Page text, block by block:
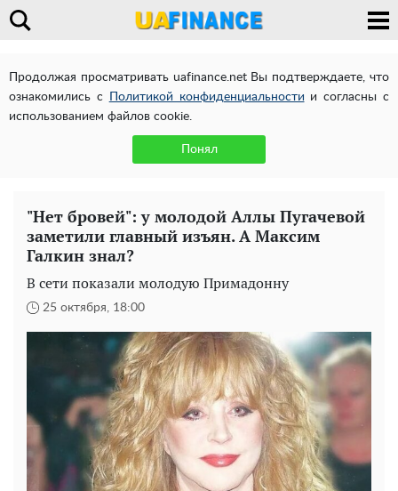
Продолжая просматривать uafinance.net Вы подтверждаете, что
ознакомились с
Политикой конфиденциальности и согласны с
использованием файлов cookie.
Понял
"Нет бровей": у молодой Аллы Пугачевой
заметили главный изъян. А Максим
Галкин знал?
В сети показали молодую Примадонну
25 октября, 18:00